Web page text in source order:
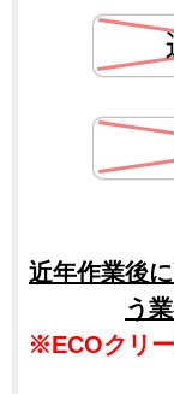
近年作業後
う
※ECOクリ